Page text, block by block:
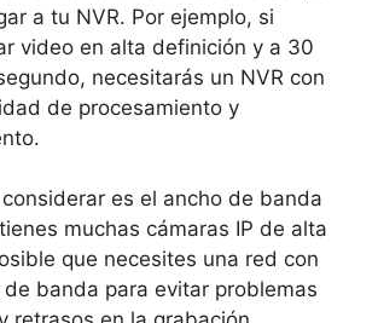
a tu NVR. Por ejemplo, si
video en alta definición y a 30
necesitarás un NVR con
de procesamiento y
es el ancho de banda
muchas cámaras IP de alta
que necesites una red con
de banda para evitar problemas